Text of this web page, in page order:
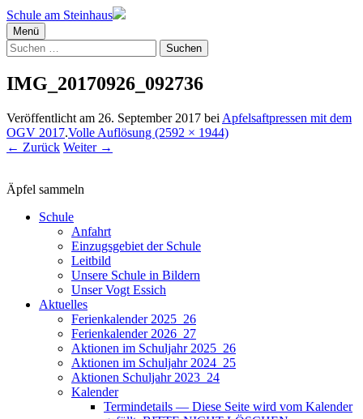
Schule am Steinhaus
Menü
Suchen
nach:
IMG_20170926_092736
Veröffentlicht am 26. September 2017 bei Apfelsaftpressen mit dem
OGV 2017.Volle Auflösung (2592 × 1944)
← Zurück Weiter →
Äpfel sammeln
Schule
Anfahrt
Einzugsgebiet der Schule
Leitbild
Unsere Schule in Bildern
Unser Vogt Essich
Aktuelles
Ferienkalender 2025_26
Ferienkalender 2026_27
Aktionen im Schuljahr 2025_26
Aktionen im Schuljahr 2024_25
Aktionen Schuljahr 2023_24
Kalender
Termindetails — Diese Seite wird vom Kalender